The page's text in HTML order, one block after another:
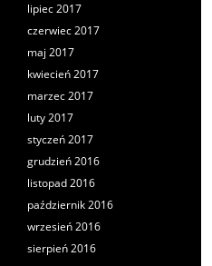
lipiec 2017
czerwiec 2017
maj 2017
kwiecień 2017
marzec 2017
luty 2017
styczeń 2017
grudzień 2016
listopad 2016
październik 2016
wrzesień 2016
sierpień 2016